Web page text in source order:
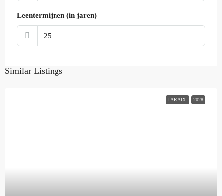
Leentermijnen (in jaren)
Similar Listings
LARAIX 2028